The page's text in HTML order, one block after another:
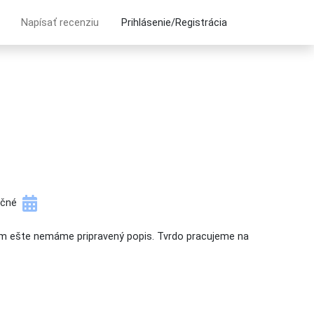
Napísať recenziu Prihlásenie/Registrácia
ešte nemáme pripravený popis. Tvrdo pracujeme na